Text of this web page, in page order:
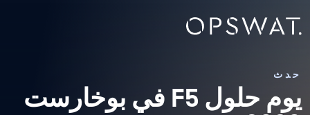
حدث
يوم حلول F5 في بوخارست